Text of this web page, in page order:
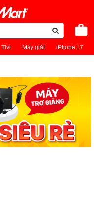
Tivi Máy giặt iPhone 17